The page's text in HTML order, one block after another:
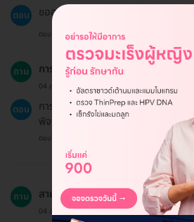
ตอบ ขออภัยค่ะ แพ็กเกจบน HDmall ไม่ได้
ตอบโดยทีมงาน HD
ถาม การตรวจคัดกรองมะเร็งเหมาะสำหรั
04 ส.ค. 2024
ตอบ
การตรวจคัดกรองมะเร็งเหมาะสำห
พิจารณาตามอายุและประวัติสุขภาพ.
ตอบโดยทีมงาน HD
ถาม สามารถเลื่อนนัดได้หรือไม่?
04 ส.ค. 2023